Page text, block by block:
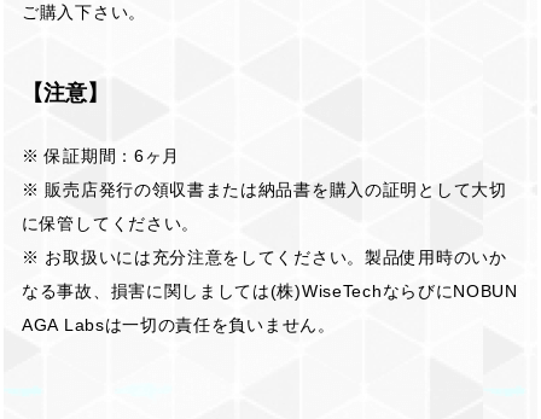
ご購入下さい。
【注意】
※ 保証期間：6ヶ月
※ 販売店発行の領収書または納品書を購入の証明として大切
に保管してください。
※ お取扱いには充分注意をしてください。製品使用時のいか
なる事故、損害に関しましては(株)WiseTechならびにNOBUN
AGA Labsは一切の責任を負いません。